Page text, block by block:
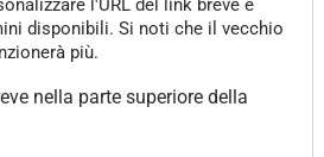
l'URL del link breve e
disponibili. Si noti che il vecchio
più.
nella parte superiore della